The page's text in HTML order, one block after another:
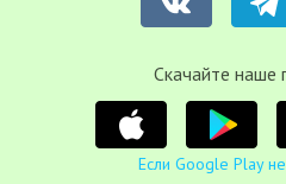
Cкачайте наше
Если Google Play